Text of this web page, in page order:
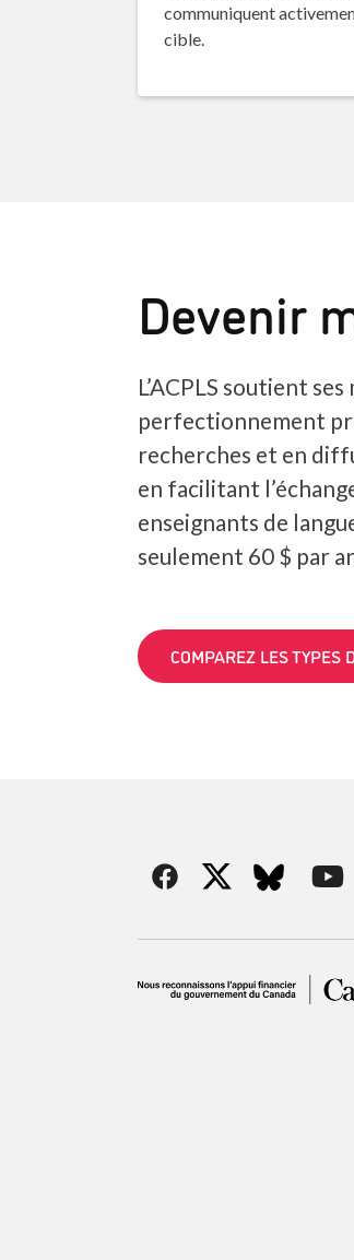
communiquent
cible.
Devenir
L’ACPLS soutient
perfectionnement
recherches et en
en facilitant
enseignants de
seulement 60 $ par
COMPAREZ LES TYPES